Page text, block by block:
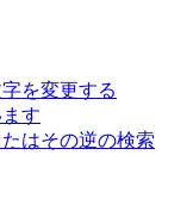
を変更する
す
はその逆の検索